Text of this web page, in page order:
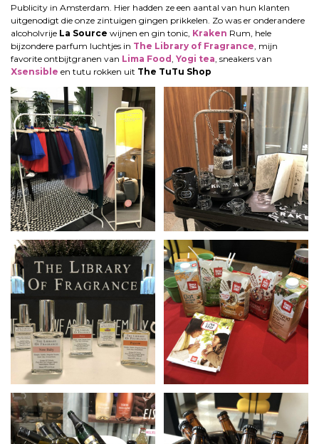
Publicity in Amsterdam. Hier hadden ze een aantal van hun klanten
uitgenodigt die onze zintuigen gingen prikkelen. Zo was er onderandere
alcoholvrije La Source wijnen en gin tonic, Kraken Rum, hele
bijzondere parfum luchtjes in The Library of Fragrance , mijn
favorite ontbijtgranen van Lima Food Yogi tea , sneakers van
Xsensible en tutu rokken uit The TuTu Shop